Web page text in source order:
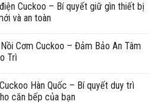
Cuckoo – Bí quyết giữ gìn thiết bị
và an toàn
Cơm Cuckoo – Đảm Bảo An Tâm
Trì
Hàn Quốc – Bí quyết duy trì
căn bếp của bạn